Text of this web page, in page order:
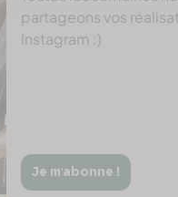
partageons vos
Instagram :)
Je m'abonne !